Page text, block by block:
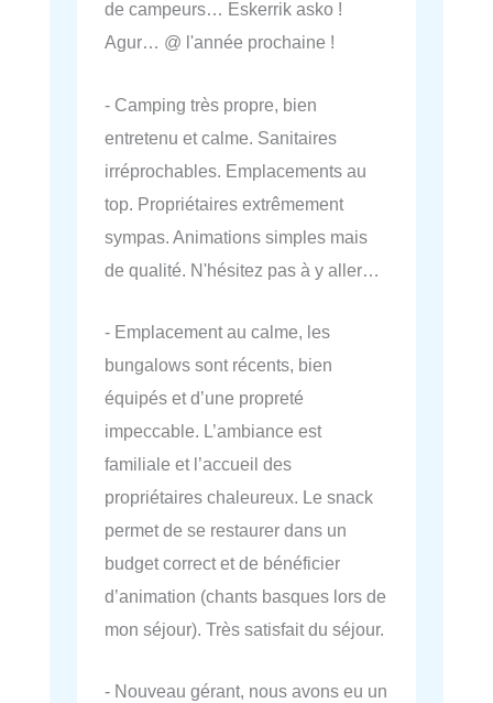
de campeurs… Eskerrik asko !
Agur… @ l'année prochaine !
- Camping très propre, bien
entretenu et calme. Sanitaires
irréprochables. Emplacements au
top. Propriétaires extrêmement
sympas. Animations simples mais
de qualité. N'hésitez pas à y aller…
- Emplacement au calme, les
bungalows sont récents, bien
équipés et d’une propreté
impeccable. L’ambiance est
familiale et l’accueil des
propriétaires chaleureux. Le snack
permet de se restaurer dans un
budget correct et de bénéficier
d’animation (chants basques lors de
mon séjour). Très satisfait du séjour.
- Nouveau gérant, nous avons eu un